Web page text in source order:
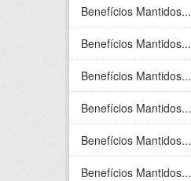
Benefícios Mantidos...
Benefícios Mantidos...
Benefícios Mantidos...
Benefícios Mantidos...
Benefícios Mantidos...
Benefícios Mantidos...